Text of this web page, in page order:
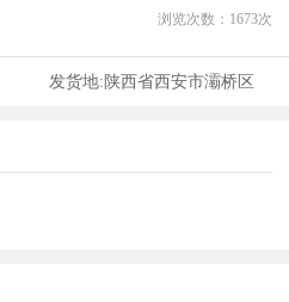
浏览次数： 1673次
发货地:陕西省西安市灞桥区